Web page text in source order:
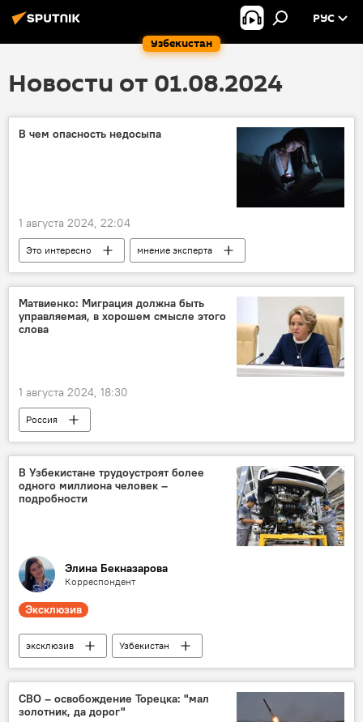
Узбекистан
РУС
Новости от 01.08.2024
В чем опасность недосыпа
1 августа 2024, 22:04
Это интересно
мнение эксперта
сон
дефицит
здоровье
заболевания
Матвиенко: Миграция должна быть
управляемая, в хорошем смысле этого
слова
1 августа 2024, 18:30
Россия
Совет Федерации Федерального Собрания РФ
Валентина Матвиенко
трудовая миграция
Общество
В Узбекистане трудоустроят более
одного миллиона человек –
подробности
Элина Бекназарова
Корреспондент
Эксклюзив
эксклюзив
Узбекистан
трудоустройство
Занятость населения
Общество
рынок труда
СВО – освобождение Торецка: "мал
золотник, да дорог"